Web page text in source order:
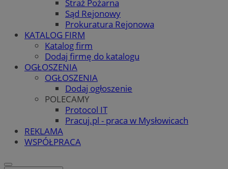
Straż Pożarna
Sąd Rejonowy
Prokuratura Rejonowa
KATALOG FIRM
Katalog firm
Dodaj firmę do katalogu
OGŁOSZENIA
OGŁOSZENIA
Dodaj ogłoszenie
POLECAMY
Protocol IT
Pracuj.pl - praca w Mysłowicach
REKLAMA
WSPÓŁPRACA